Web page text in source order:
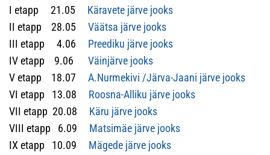
I etapp 21.05
Käravete järve jooks
II etapp 28.05
Väätsa järve jooks
III etapp 4.06 Preediku järve jooks
IV etapp 9.06
Väinjärve jooks
V etapp 18.07
A.Nurmekivi /Järva-Jaani järve jooks
VI etapp 13.08
Roosna-Alliku järve jooks
VII etapp 20.08
Käru järve jooks
VIII etapp 6.09 Matsimäe järve jooks
IX etapp 10.09
Mägede järve jooks